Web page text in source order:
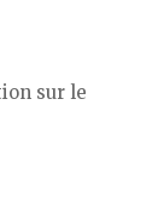
sur le